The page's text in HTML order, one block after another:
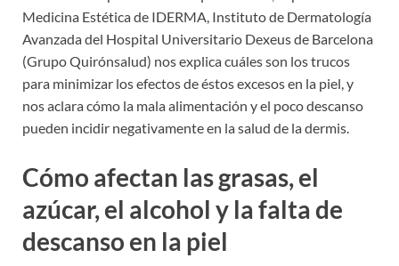
Medicina Estética de IDERMA, Instituto de Dermatología
Avanzada del Hospital Universitario Dexeus de Barcelona
(Grupo Quirónsalud) nos explica cuáles son los trucos
para minimizar los efectos de éstos excesos en la piel, y
nos aclara cómo la mala alimentación y el poco descanso
pueden incidir negativamente en la salud de la dermis.
Cómo afectan las grasas, el
azúcar, el alcohol y la falta de
descanso en la piel